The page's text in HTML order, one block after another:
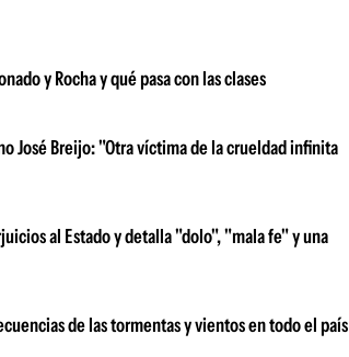
y Rocha y qué pasa con las clases
José Breijo: "Otra víctima de la crueldad infinita
al Estado y detalla "dolo", "mala fe" y una
de las tormentas y vientos en todo el país